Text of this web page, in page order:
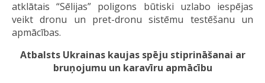
atklātais “Sēlijas” poligons būtiski uzlabo iespējas
veikt dronu un pret-dronu sistēmu testēšanu un
apmācības.
Atbalsts Ukrainas kaujas spēju stiprināšanai ar
bruņojumu un karavīru apmācību